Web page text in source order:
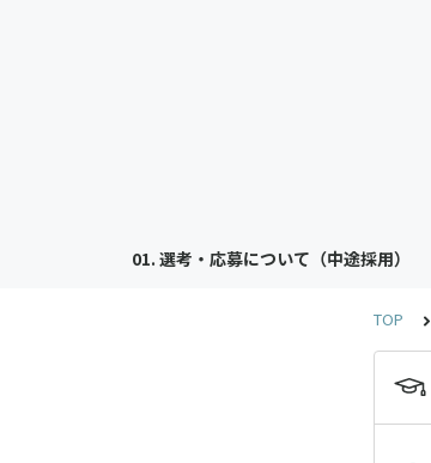
01. 選考・応募について（中途採用）
TOP